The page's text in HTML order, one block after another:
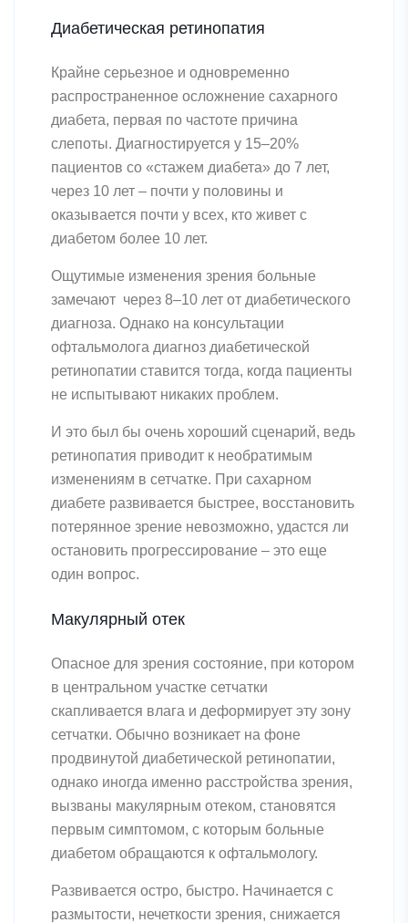
Диабетическая ретинопатия
Крайне серьезное и одновременно
распространенное осложнение сахарного
диабета, первая по частоте причина
слепоты. Диагностируется у 15–20%
пациентов со «стажем диабета» до 7 лет,
через 10 лет – почти у половины и
оказывается почти у всех, кто живет с
диабетом более 10 лет.
Ощутимые изменения зрения больные
замечают через 8–10 лет от диабетического
диагноза. Однако на консультации
офтальмолога диагноз диабетической
ретинопатии ставится тогда, когда пациенты
не испытывают никаких проблем.
И это был бы очень хороший сценарий, ведь
ретинопатия приводит к необратимым
изменениям в сетчатке. При сахарном
диабете развивается быстрее, восстановить
потерянное зрение невозможно, удастся ли
остановить прогрессирование – это еще
один вопрос.
Макулярный отек
Опасное для зрения состояние, при котором
в центральном участке сетчатки
скапливается влага и деформирует эту зону
сетчатки. Обычно возникает на фоне
продвинутой диабетической ретинопатии,
однако иногда именно расстройства зрения,
вызваны макулярным отеком, становятся
первым симптомом, с которым больные
диабетом обращаются к офтальмологу.
Развивается остро, быстро. Начинается с
размытости, нечеткости зрения, снижается